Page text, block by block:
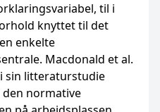
til i
knyttet til det
enkelte
Macdonald et al.
sin litteraturstudie
normative